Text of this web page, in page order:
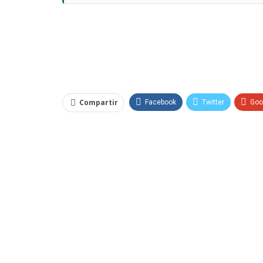
Compartir Facebook Twitter